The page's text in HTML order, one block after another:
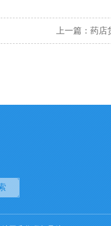
上一篇： 药店